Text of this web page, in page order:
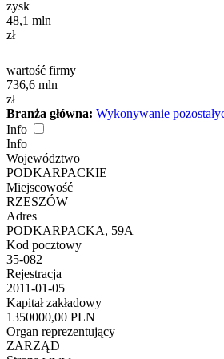
zysk
48,1 mln
zł
wartość firmy
736,6 mln
zł
Branża główna: Wykonywanie
Info
Info
Województwo
PODKARPACKIE
Miejscowość
RZESZÓW
Adres
PODKARPACKA, 59A
Kod pocztowy
35-082
Rejestracja
2011-01-05
Kapitał zakładowy
1350000,00 PLN
Organ reprezentujący
ZARZĄD